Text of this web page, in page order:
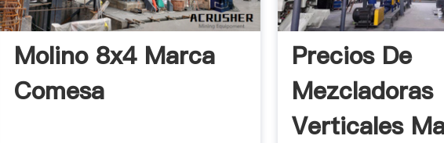
Molino 8x4 Marca
Comesa
Precios De
Mezcladoras
Verticales